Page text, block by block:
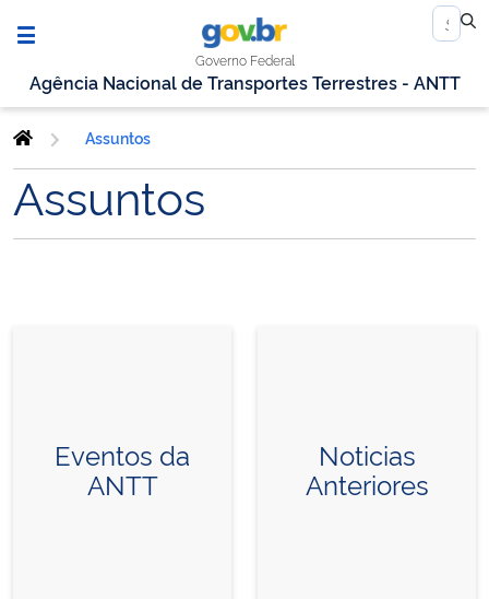
Governo Federal
Agência Nacional de Transportes Terrestres - ANTT
Assuntos
Assuntos
Eventos da
ANTT
Noticias
Anteriores